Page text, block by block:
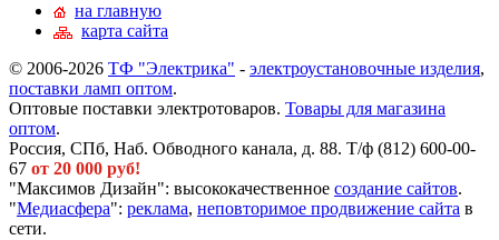
на главную
карта сайта
© 2006-2026 ТФ "Электрика" - электроустановочные изделия,
поставки ламп оптом.
Оптовые поставки электротоваров. Товары для магазина
оптом.
Россия, СПб, Наб. Обводного канала, д. 88. Т/ф (812) 600-00-
67 от 20 000 руб!
"Максимов Дизайн": высококачественное создание сайтов.
"Медиасфера": реклама, неповторимое продвижение сайта в
сети.